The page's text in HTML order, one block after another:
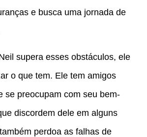
e busca uma jornada de
supera esses obstáculos, ele
o que tem. Ele tem amigos
se preocupam com seu bem-
discordem dele em alguns
perdoa as falhas de